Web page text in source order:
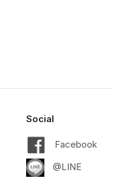
Social
Facebook
@LINE